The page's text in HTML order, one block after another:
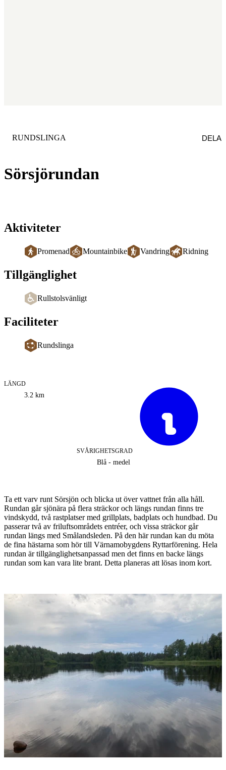
Sörsjörundan
KATEGORI:
RUNDSLINGA DELA
Aktiviteter
Promenad Mountainbike Vandring Ridning
Tillgänglighet
Rullstolsvänligt
Faciliteter
Rundslinga
Information
LÄNGD
3.2 km
SVÅRIGHETSGRAD
Blå - medel
Beskrivning
Ta ett varv runt Sörsjön och blicka ut över vattnet från alla håll.
Rundan går sjönära på flera sträckor och längs rundan finns tre
vindskydd, två rastplatser med grillplats, badplats och hundbad. Du
passerar två av friluftsområdets entréer, och vissa sträckor går
rundan längs med Smålandsleden. På den här rundan kan du möta
de fina hästarna som hör till Värnamobygdens Ryttarförening. Hela
rundan är tillgänglighetsanpassad men det finns en backe längs
rundan som kan vara lite brant. Detta planeras att lösas inom kort.
Bildspel
med